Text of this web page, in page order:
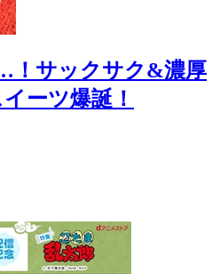
！サックサク&濃厚
ーツ爆誕！